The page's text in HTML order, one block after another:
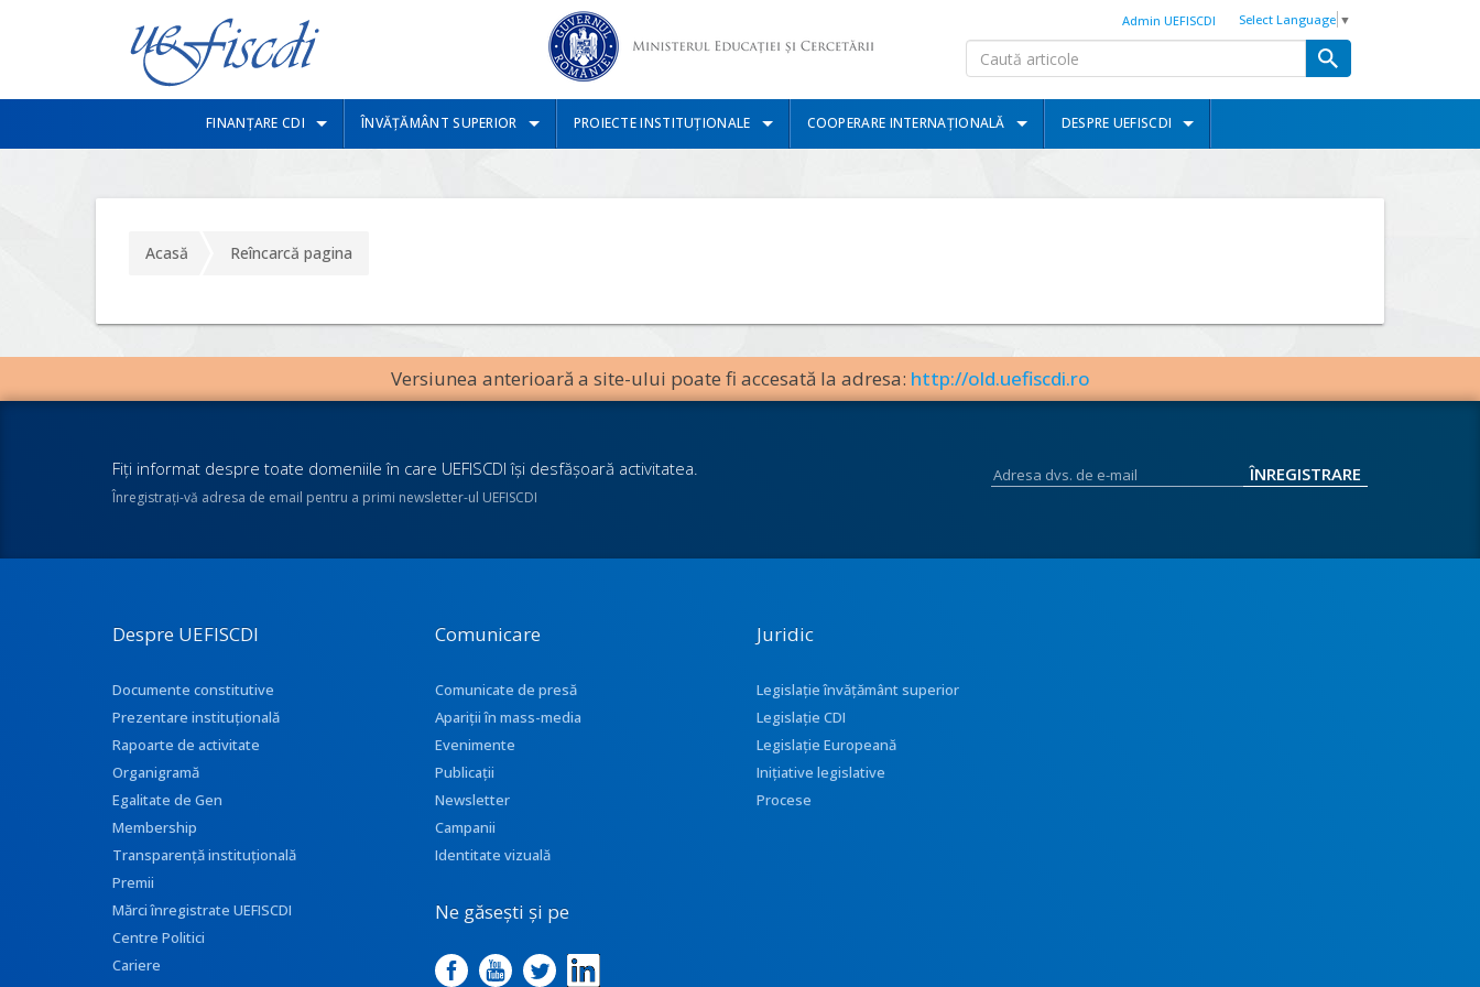
Select Language ▼
Admin UEFISCDI
FINANȚARE CDI ÎNVĂȚĂMÂNT SUPERIOR PROIECTE INSTITUȚIONALE COOPERARE INTERNAȚIONALĂ DESPRE UEFISCDI
Acasă Reîncarcă pagina
Versiunea anterioară a site-ului poate fi accesată la adresa: http://old.uefiscdi.ro
Fiţi informat despre toate domeniile în care UEFISCDI îşi desfăşoară activitatea.
Înregistraţi-vă adresa de email pentru a primi newsletter-ul UEFISCDI
Despre UEFISCDI
Documente constitutive
Prezentare instituţională
Rapoarte de activitate
Organigramă
Egalitate de Gen
Membership
Transparenţă instituţională
Premii
Mărci înregistrate UEFISCDI
Centre Politici
Cariere
Comunicare
Comunicate de presă
Apariţii în mass-media
Evenimente
Publicații
Newsletter
Campanii
Identitate vizuală
Ne găsești și pe
Juridic
Legislație învățământ superior
Legislație CDI
Legislație Europeană
Inițiative legislative
Procese